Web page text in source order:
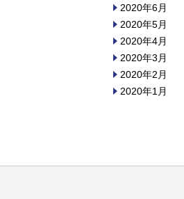
2020年6月
2020年5月
2020年4月
2020年3月
2020年2月
2020年1月